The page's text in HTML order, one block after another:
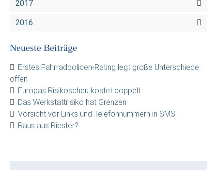
2017
2016
Neueste Beiträge
Erstes Fahrradpolicen-Rating legt große Unterschiede
offen
Europas Risikoscheu kostet doppelt
Das Werkstattrisiko hat Grenzen
Vorsicht vor Links und Telefonnummern in SMS
Raus aus Riester?